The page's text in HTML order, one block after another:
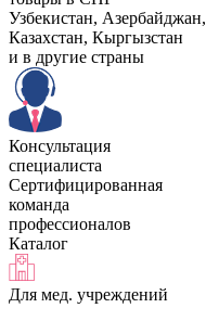
Узбекистан, Aзербайджан,
Казахстан, Кыргызстан
и в другие страны
Консультация
специалиста
Сертифицированная
команда
профессионалов
Каталог
Для мед. учреждений